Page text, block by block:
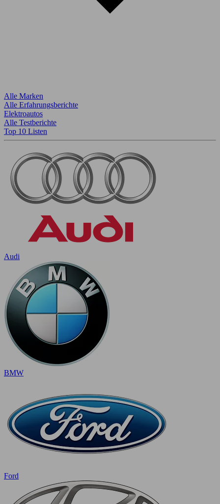
Alle Marken
Alle Erfahrungsberichte
Elektroautos
Alle Testberichte
Top 10 Listen
Audi
BMW
Ford